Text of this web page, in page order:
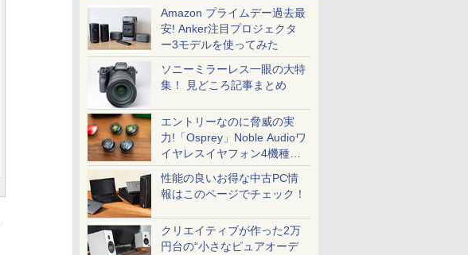
Amazon プライムデー過去最
安! Anker注目プロジェクタ
ー3モデルを使ってみた
ソニーミラーレス一眼の大特
集！ 見どころ記事まとめ
エントリーなのに脅威の実
力!「Osprey」Noble Audioワ
イヤレスイヤフォン4機種を
一気に聴く
性能の良いお得な中古PC情
報はこのページでチェック！
クリエイティブが作った2万
円台の“小さなピュアオーデ